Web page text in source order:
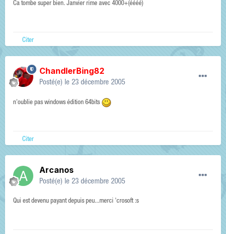
Ca tombe super bien. Janvier rime avec 4000+(éééé)
Citer
ChandlerBing82
Posté(e) le 23 décembre 2005
n'oublie pas windows édition 64bits
Citer
Arcanos
Posté(e) le 23 décembre 2005
Qui est devenu payant depuis peu...merci 'crosoft :s